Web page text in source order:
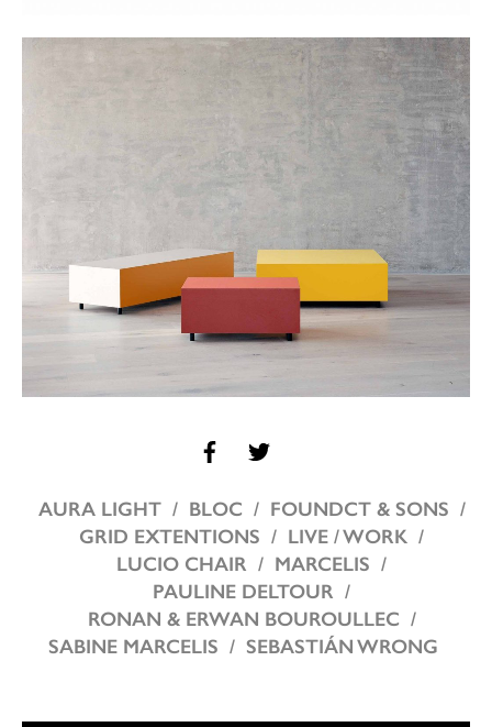
AURA LIGHT BLOC
FOUNDCT & SONS
GRID EXTENTIONS
LIVE / WORK
LUCIO CHAIR
MARCELIS
PAULINE DELTOUR
RONAN & ERWAN BOUROULLEC
SABINE MARCELIS
SEBASTIÁN WRONG